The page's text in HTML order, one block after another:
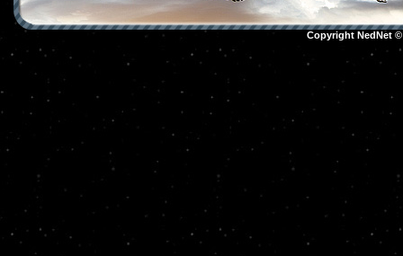
Copyright NedNet